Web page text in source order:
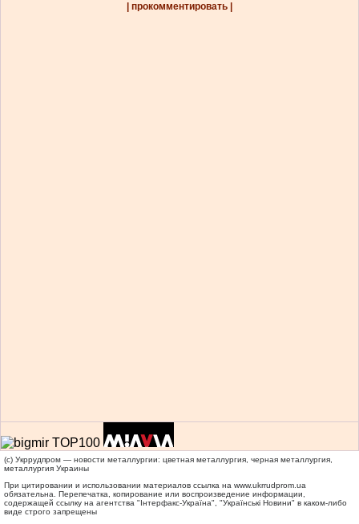
| прокомментировать |
(c) Укррудпром — новости металлургии: цветная металлургия, черная металлургия,
металлургия Украины
При цитировании и использовании материалов ссылка на www.ukrrudprom.ua
обязательна. Перепечатка, копирование или воспроизведение информации,
содержащей ссылку на агентства "Iнтерфакс-Україна", "Українськi Новини" в каком-либо
виде строго запрещены